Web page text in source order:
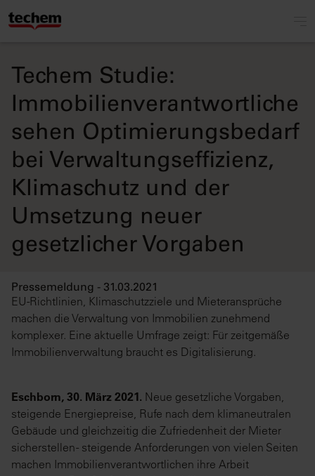
Techem Studie:
Immobilienverantwortliche
sehen Optimierungsbedarf
bei Verwaltungseffizienz,
Klimaschutz und der
Umsetzung neuer
gesetzlicher Vorgaben
Pressemeldung - 31.03.2021
EU-Richtlinien, Klimaschutzziele und Mieteransprüche
machen die Verwaltung von Immobilien zunehmend
komplexer. Eine aktuelle Umfrage zeigt: Für zeitgemäße
Immobilienverwaltung braucht es Digitalisierung.
Eschborn, 30. März 2021. Neue gesetzliche Vorgaben,
steigende Energiepreise, Rufe nach dem klimaneutralen
Gebäude und gleichzeitig die Zufriedenheit der Mieter
sicherstellen - steigende Anforderungen von vielen Seiten
machen Immobilienverantwortlichen ihre Arbeit